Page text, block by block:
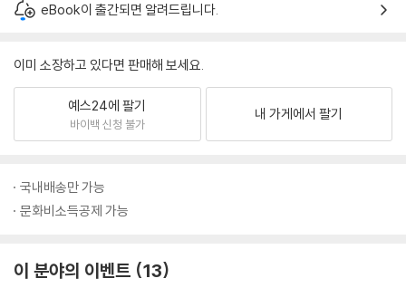
eBook이 출간되면 알려드립니다.
이미 소장하고 있다면 판매해 보세요.
예스24에 팔기
바이백 신청 불가
내 가게에서 팔기
국내배송만 가능
문화비소득공제 가능
이 분야의 이벤트 13